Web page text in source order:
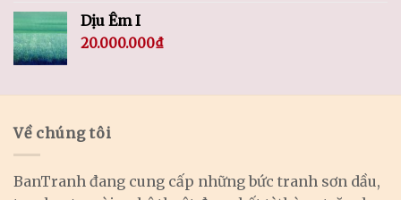
Dịu Êm I
20.000.000₫
Về chúng tôi
BanTranh đang cung cấp những bức tranh sơn dầu,